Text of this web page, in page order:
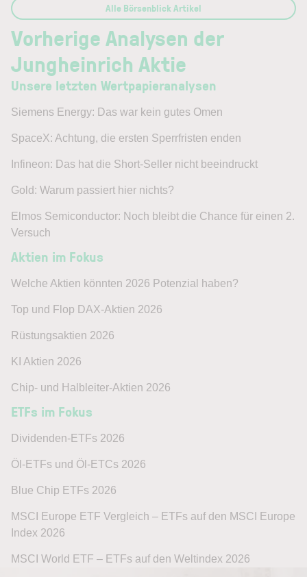
Alle Börsenblick Artikel
Vorherige Analysen der
Jungheinrich Aktie
Unsere letzten Wertpapieranalysen
Siemens Energy: Das war kein gutes Omen
SpaceX: Achtung, die ersten Sperrfristen enden
Infineon: Das hat die Short-Seller nicht beeindruckt
Gold: Warum passiert hier nichts?
Elmos Semiconductor: Noch bleibt die Chance für einen 2.
Versuch
Aktien im Fokus
Welche Aktien könnten 2026 Potenzial haben?
Top und Flop DAX-Aktien 2026
Rüstungsaktien 2026
KI Aktien 2026
Chip- und Halbleiter-Aktien 2026
ETFs im Fokus
Dividenden-ETFs 2026
Öl-ETFs und Öl-ETCs 2026
Blue Chip ETFs 2026
MSCI Europe ETF Vergleich – ETFs auf den MSCI Europe
Index 2026
MSCI World ETF – ETFs auf den Weltindex 2026